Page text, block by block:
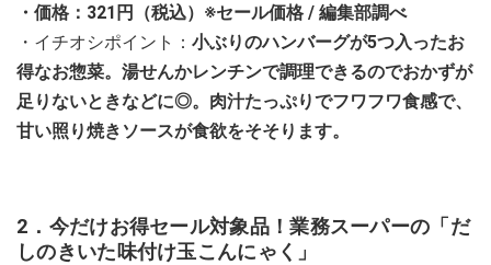
・価格：321円（税込）※セール価格 / 編集部調べ
・イチオシポイント： 小ぶりのハンバーグが5つ入ったお
得なお惣菜。湯せんかレンチンで調理できるのでおかずが
足りないときなどに◎。肉汁たっぷりでフワフワ食感で、
甘い照り焼きソースが食欲をそそります。
2．今だけお得セール対象品！業務スーパーの「だ
しのきいた味付け玉こんにゃく」